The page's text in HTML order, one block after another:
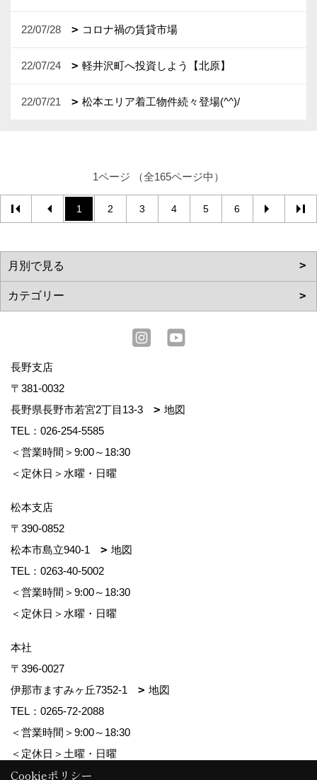
22/07/28 コロナ禍の賃貸市場
22/07/24 軽井沢町へ投資しよう【北原】
22/07/21 松本エリア着工物件続々登場(^^)/
1ページ （全165ページ中）
1 2 3 4 5 6
長野支店
〒381-0032
長野県長野市若宮2丁目13-3
地図
TEL： 026-254-5585
＜営業時間＞9:00～18:30
＜定休日＞水曜・日曜
松本支店
〒390-0852
松本市島立940-1
地図
TEL： 0263-40-5002
＜営業時間＞9:00～18:30
＜定休日＞水曜・日曜
本社
〒396-0027
伊那市ますみヶ丘7352-1
地図
TEL： 0265-72-2088
＜営業時間＞9:00～18:30
＜定休日＞土曜・日曜
Cookieポリシー